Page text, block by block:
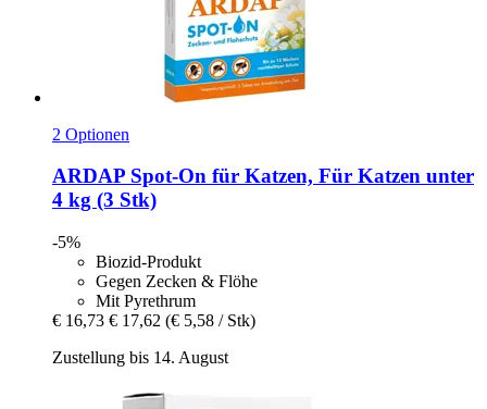
2 Optionen
ARDAP Spot-​On für Katzen, Für Katzen unter
4 kg (3 Stk)
-5%
Biozid-Produkt
Gegen Zecken & Flöhe
Mit Pyrethrum
€ 16,73 € 17,62 (€ 5,58 / Stk)
Zustellung bis 14. August